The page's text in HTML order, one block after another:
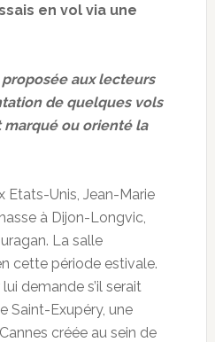
en vol via une
aux lecteurs
de quelques vols
ou orienté la
Etats-Unis, Jean-Marie
à Dijon-Longvic,
La salle
cette période estivale.
demande s’il serait
Saint-Exupéry, une
créée au sein de